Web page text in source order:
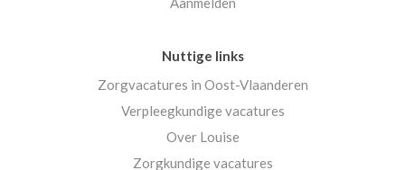
Nuttige links
Zorgvacatures in Oost-Vlaanderen
Verpleegkundige vacatures
Over Louise
Zorgkundige vacatures